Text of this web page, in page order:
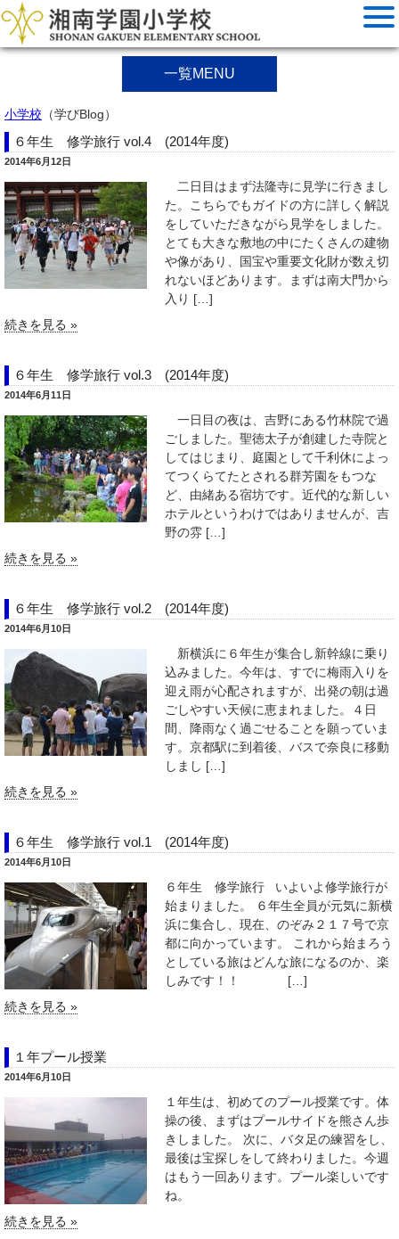
一覧MENU
小学校 （学びBlog）
６年生 修学旅行 vol.4 (2014年度)
2014年6月12日
二日目はまず法隆寺に見学に行きまし
た。こちらでもガイドの方に詳しく解説
をしていただきながら見学をしました。
とても大きな敷地の中にたくさんの建物
や像があり、国宝や重要文化財が数え切
れないほどあります。まずは南大門から
入り […]
続きを見る »
６年生 修学旅行 vol.3 (2014年度)
2014年6月11日
一日目の夜は、吉野にある竹林院で過
ごしました。聖徳太子が創建した寺院と
してはじまり、庭園として千利休によっ
てつくらてたとされる群芳園をもつな
ど、由緒ある宿坊です。近代的な新しい
ホテルというわけではありませんが、吉
野の雰 […]
続きを見る »
６年生 修学旅行 vol.2 (2014年度)
2014年6月10日
新横浜に６年生が集合し新幹線に乗り
込みました。今年は、すでに梅雨入りを
迎え雨が心配されますが、出発の朝は過
ごしやすい天候に恵まれました。４日
間、降雨なく過ごせることを願っていま
す。京都駅に到着後、バスで奈良に移動
しまし […]
続きを見る »
６年生 修学旅行 vol.1 (2014年度)
2014年6月10日
６年生 修学旅行 いよいよ修学旅行が
始まりました。 ６年生全員が元気に新横
浜に集合し、現在、のぞみ２１７号で京
都に向かっています。 これから始まろう
としている旅はどんな旅になるのか、楽
しみです！！ […]
続きを見る »
１年プール授業
2014年6月10日
１年生は、初めてのプール授業です。体
操の後、まずはプールサイドを熊さん歩
きしました。 次に、バタ足の練習をし、
最後は宝探しをして終わりました。今週
はもう一回あります。プール楽しいです
ね。
続きを見る »